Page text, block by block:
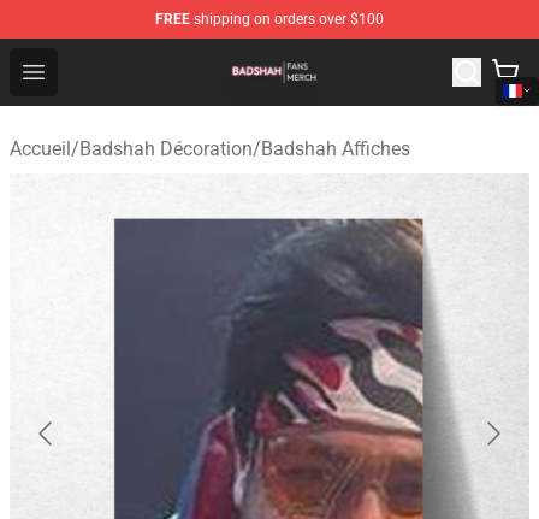
FREE shipping on orders over $100
Open menu
Badshah Shop - Official Badshah Merchandise Store
Accueil/Badshah Décoration/Badshah Affiches